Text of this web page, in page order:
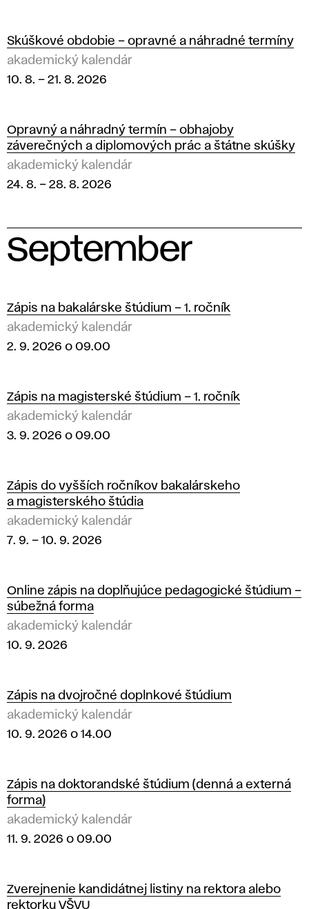
V
Š
U
Skúškové obdobie – opravné a náhradné termíny
akademický kalendár
10. 8. – 21. 8. 2026
Opravný a náhradný termín – obhajoby
záverečných a diplomových prác a štátne skúšky
akademický kalendár
24. 8. – 28. 8. 2026
September
0
2
Zápis na bakalárske štúdium – 1. ročník
akademický kalendár
2. 9. 2026 o 09.00
Zápis na magisterské štúdium – 1. ročník
akademický kalendár
3. 9. 2026 o 09.00
Zápis do vyšších ročníkov bakalárskeho
a magisterského štúdia
akademický kalendár
7. 9. – 10. 9. 2026
Online zápis na doplňujúce pedagogické štúdium –
súbežná forma
akademický kalendár
10. 9. 2026
Zápis na dvojročné doplnkové štúdium
akademický kalendár
10. 9. 2026 o 14.00
Zápis na doktorandské štúdium (denná a externá
forma)
akademický kalendár
11. 9. 2026 o 09.00
Zverejnenie kandidátnej listiny na rektora alebo
rektorku VŠVU